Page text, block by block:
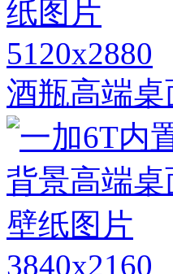
5120x2880
酒瓶高端
3840x2160